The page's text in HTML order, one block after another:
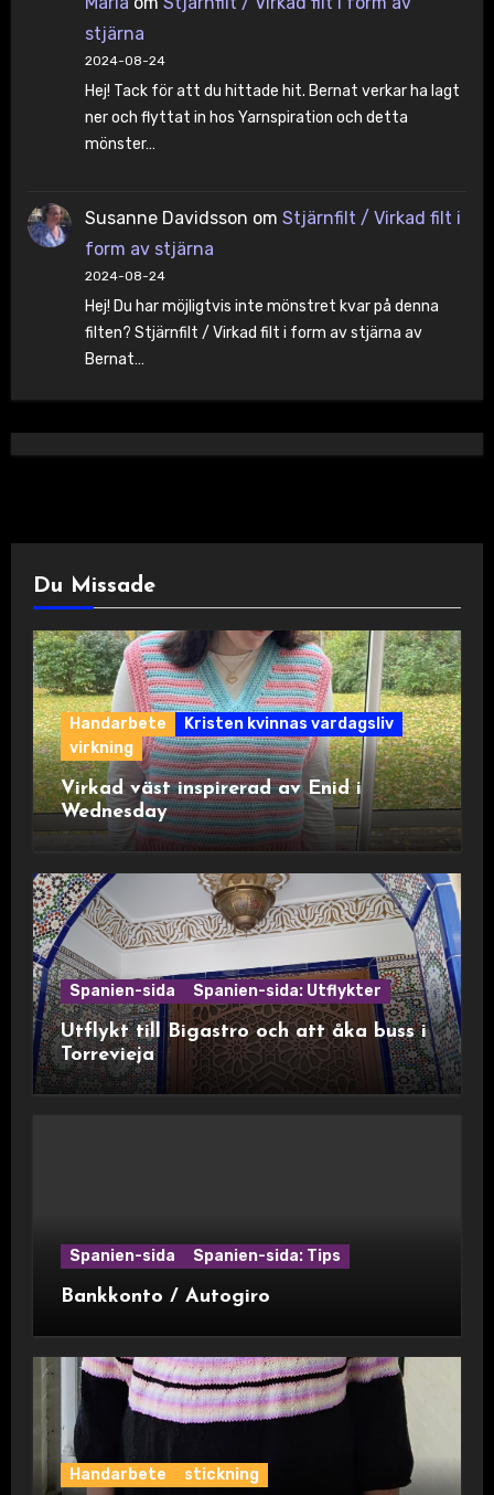
stjärna
2024-08-24
Hej! Tack för att du hittade hit. Bernat verkar ha lagt
ner och flyttat in hos Yarnspiration och detta
mönster…
Susanne Davidsson om Stjärnfilt / Virkad filt i
form av stjärna
2024-08-24
Hej! Du har möjligtvis inte mönstret kvar på denna
filten? Stjärnfilt / Virkad filt i form av stjärna av
Bernat…
Du Missade
Handarbete
Kristen kvinnas vardagsliv
virkning
Virkad väst inspirerad av Enid i
Wednesday
Spanien-sida Spanien-sida: Utflykter
Utflykt till Bigastro och att åka buss i
Torrevieja
Spanien-sida Spanien-sida: Tips
Bankkonto / Autogiro
Handarbete stickning